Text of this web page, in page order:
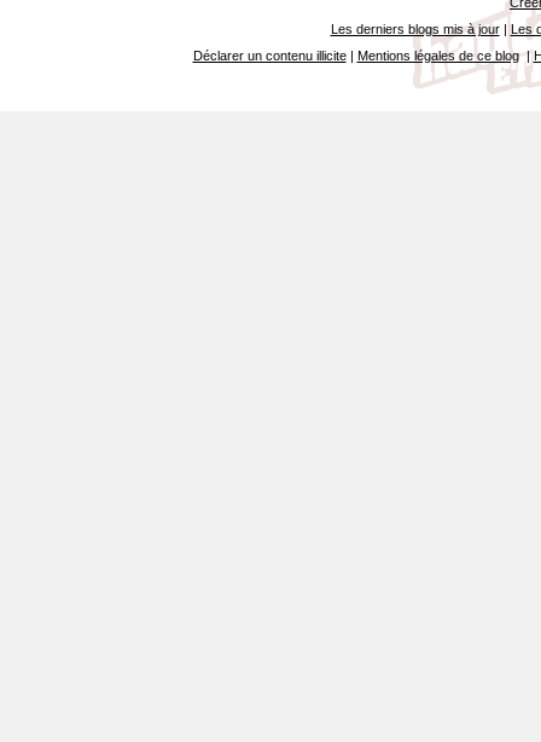
Les derniers blogs mis à jour| Les
Déclarer un contenu illicite| Mentions légales de ce blog|